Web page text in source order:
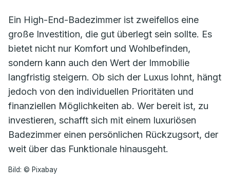
Ein High-End-Badezimmer ist zweifellos eine
große Investition, die gut überlegt sein sollte. Es
bietet nicht nur Komfort und Wohlbefinden,
sondern kann auch den Wert der Immobilie
langfristig steigern. Ob sich der Luxus lohnt, hängt
jedoch von den individuellen Prioritäten und
finanziellen Möglichkeiten ab. Wer bereit ist, zu
investieren, schafft sich mit einem luxuriösen
Badezimmer einen persönlichen Rückzugsort, der
weit über das Funktionale hinausgeht.
Bild: © Pixabay